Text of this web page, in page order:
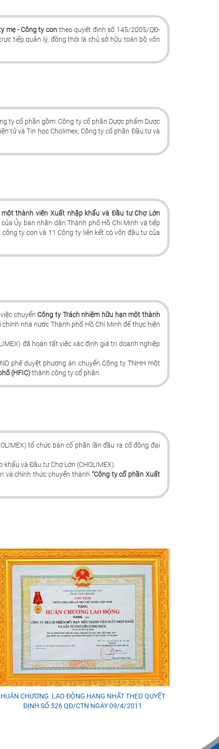
mẹ - Công ty con theo quyết định số 145/2005/QĐ-
tiếp quản lý, đồng thời là chủ sở hữu toàn bộ vốn
ty cổ phần gồm: Công ty cổ phần Dược phẩm Dược
tử và Tin học Cholimex, Công ty cổ phần Đầu tư và
một thành viên Xuất nhập khẩu và Đầu tư Chợ Lớn
Ủy ban nhân dân Thành phố Hồ Chí Minh và tiếp
ty con và 11 Công ty liên kết có vốn đầu tư của
chuyển Công ty Trách nhiệm hữu hạn một thành
nhà nước Thành phố Hồ Chí Minh để thực hiện
đã hoàn tất việc xác định giá trị doanh nghiệp
phê duyệt phương án chuyển Công ty TNHH một
(HFIC) thành công ty cổ phần.
tổ chức bán cổ phần lần đầu ra cổ đông đại
và Đầu tư Chợ Lớn (CHOLIMEX).
và chính thức chuyển thành “Công ty cổ phần Xuất
HUÂN CHƯƠNG LAO ĐỘNG HẠNG NHẤT THEO QUYẾT
ĐỊNH SỐ 526 QĐ/CTN NGÀY 09/4/2011